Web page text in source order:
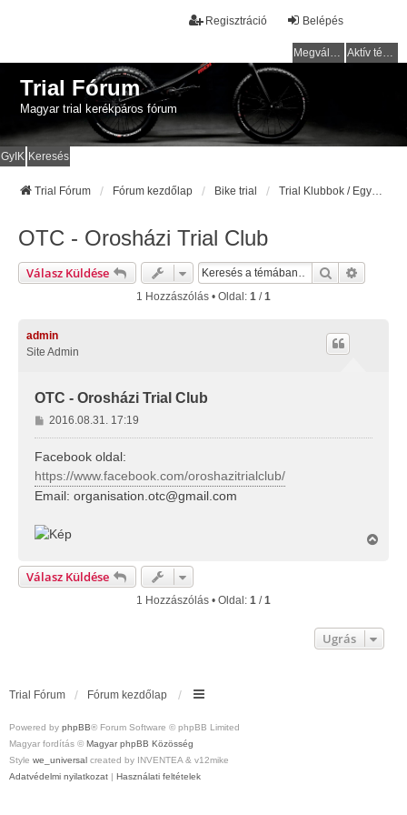
Belépés
Regisztráció
Megválaszolatlan témák Aktív témák
Trial Fórum
Magyar trial kerékpáros fórum
GyIK Keresés
Trial Fórum Fórum kezdőlap Bike trial
OTC - Orosházi Trial Club
Válasz Küldése Keresés
1 Hozzászólás • Oldal: 1 /1
admin
Site Admin
OTC - Orosházi Trial Club
H
o
á
s
ó
á
s
2016.08.31. 17:19
Facebook oldal:
https://www.facebook.com/oroshazitrialclub/
Email: organisation.otc@gmail.com
a
Válasz Küldése
1 Hozzászólás • Oldal: 1 /1
Ugrás
Trial Fórum Fórum kezdőlap
Powered by phpBB® Forum Software © phpBB Limited
Magyar fordítás © Magyar phpBB Közösség
Style we_universal created by INVENTEA & v12mike
Adatvédelmi nyilatkozat | Használati feltételek